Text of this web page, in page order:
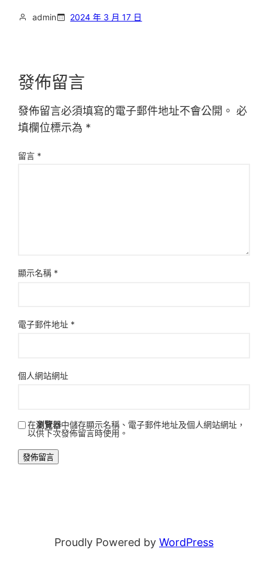
admin 2024 年 3 月 17 日
發佈留言
發佈留言必須填寫的電子郵件地址不會公開。 必
填欄位標示為 *
留言 *
顯示名稱 *
電子郵件地址 *
個人網站網址
在瀏覽器中儲存顯示名稱、電子郵件地址及個人網站網址，
以供下次發佈留言時使用。
Proudly Powered by WordPress